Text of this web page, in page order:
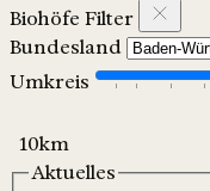
Biohöfe Filter
Bundesland
Umkreis
Aktuelles